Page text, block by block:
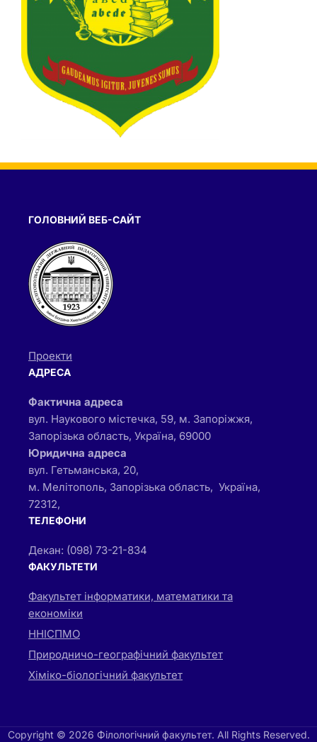
ГОЛОВНИЙ ВЕБ-САЙТ
Проекти
АДРЕСА
Фактична адреса
вул. Наукового містечка, 59, м. Запоріжжя,
Запорізька область, Україна, 69000
Юридична адреса
вул. Гетьманська, 20,
м. Мелітополь, Запорізька область, Україна,
72312,
ТЕЛЕФОНИ
Декан: (098) 73-21-834
ФАКУЛЬТЕТИ
Факультет інформатики, математики та
економіки
ННІСПМО
Природничо-географічний факультет
Хіміко-біологічний факультет
Copyright © 2026 Філологічний факультет. All Rights Reserved.